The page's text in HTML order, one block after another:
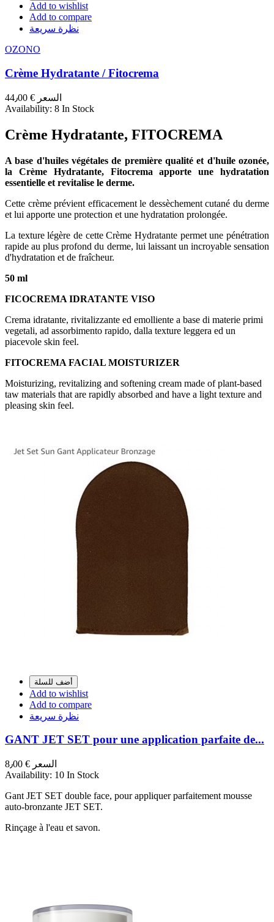
Add to wishlist
Add to compare
نظرة سريعة
OZONO
Crème Hydratante / Fitocrema
السعر € 44٫00
Availability: 8 In Stock
Crème Hydratante, FITOCREMA
A base d'huiles végétales de première qualité et d'huile ozonée,
la Crème Hydratante, Fitocrema apporte une hydratation
essentielle et revitalise le derme.
Cette crème prévient efficacement le dessèchement cutané du derme
et lui apporte une protection et une hydratation prolongée.
La texture légère de cette Crème Hydratante permet une pénétration
rapide au plus profond du derme, lui laissant un incroyable sensation
d'hydratation et de fraîcheur.
50 ml
FICOCREMA IDRATANTE VISO
Crema idratante, rivitalizzante ed emolliente a base di materie primi
vegetali, ad assorbimento rapido, dalla texture leggera ed un
piacevole skin feel.
FITOCREMA FACIAL MOISTURIZER
Moisturizing, revitalizing and softening cream made of plant-based
taw materials that are rapidly absorbed and have a light texture and
pleasing skin feel.
أضف للسلة
Add to wishlist
Add to compare
نظرة سريعة
GANT JET SET pour une application parfaite de...
السعر € 8٫00
Availability: 10 In Stock
Gant JET SET double face, pour appliquer parfaitement mousse
auto-bronzante JET SET.
Rinçage à l'eau et savon.